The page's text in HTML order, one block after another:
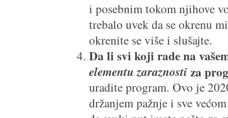
i posebnim tokom njihove
trebalo uvek da se okrenu
okrenite se više i slušajte.
Da li svi koji rade na
elementu zaraznosti za
uradite program. Ovo je
držanjem pažnje i sve